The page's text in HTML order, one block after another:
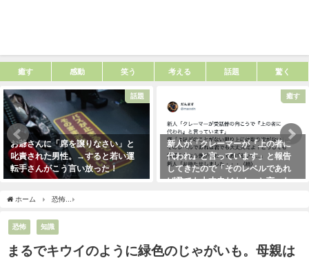
癒す 感動 笑う 考える 話題 驚く
話題
お爺さんに「席を譲りなさい」と
叱責された男性。→すると若い運
転手さんがこう言い放った！
癒す
新人が「クレーマーが『上の者に
代われ』と言っています」と報告
してきたので「そのレベルであれ
ば君でも大丈夫だよ！」と言った
ホーム 恐怖
恐怖 知識
まるでキウイのように緑色のじゃがいも。母親は